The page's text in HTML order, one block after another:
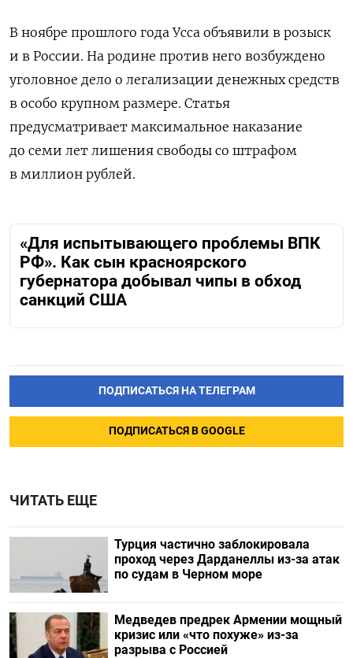
В ноябре прошлого года Усса объявили в розыск
и в России. На родине против него возбуждено
уголовное дело о легализации денежных средств
в особо крупном размере. Статья
предусматривает максимальное наказание
до семи лет лишения свободы со штрафом
в миллион рублей.
«Для испытывающего проблемы ВПК
РФ». Как сын красноярского
губернатора добывал чипы в обход
санкций США
ПОДПИСАТЬСЯ НА ТЕЛЕГРАМ
ПОДПИСАТЬСЯ В GOOGLE
ЧИТАТЬ ЕЩЕ
Турция частично заблокировала
проход через Дарданеллы из-за атак
по судам в Черном море
Медведев предрек Армении мощный
кризис или «что похуже» из-за
разрыва с Россией